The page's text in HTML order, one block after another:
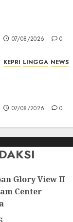
07/08/2026 0
KEPRI LINGGA NEWS
07/08/2026 0
Glory View II
Center